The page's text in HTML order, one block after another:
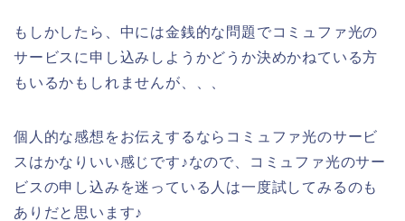
もしかしたら、中には金銭的な問題でコミュファ光の
サービスに申し込みしようかどうか決めかねている方
もいるかもしれませんが、、、
個人的な感想をお伝えするならコミュファ光のサービ
スはかなりいい感じです♪なので、コミュファ光のサー
ビスの申し込みを迷っている人は一度試してみるのも
ありだと思います♪